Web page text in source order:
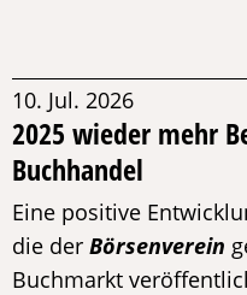
10. Jul. 2026
2025 wieder mehr
Buchhandel
Eine positive
die der Börsenverein
Buchmarkt